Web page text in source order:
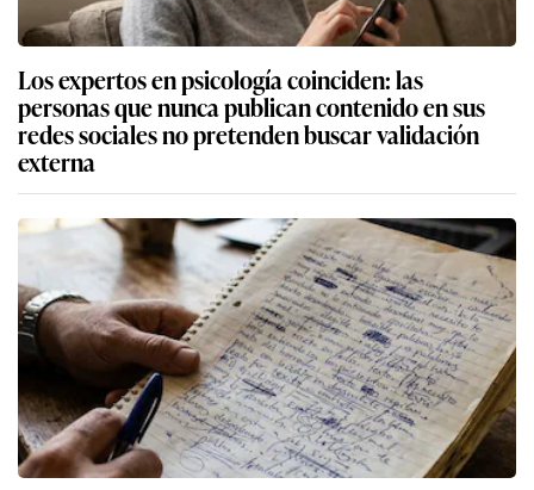
Los expertos en psicología coinciden: las
personas que nunca publican contenido en sus
redes sociales no pretenden buscar validación
externa